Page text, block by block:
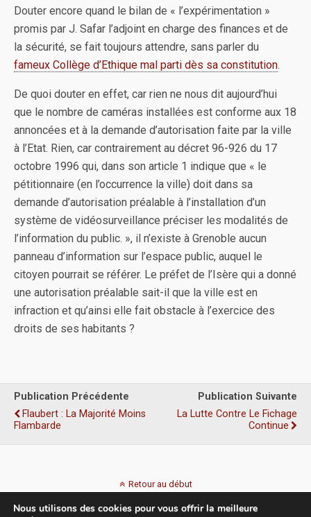
Douter encore quand le bilan de « l’expérimentation »
promis par J. Safar l’adjoint en charge des finances et de
la sécurité, se fait toujours attendre, sans parler du
fameux Collège d’Ethique mal parti dès sa constitution.
De quoi douter en effet, car rien ne nous dit aujourd’hui
que le nombre de caméras installées est conforme aux 18
annoncées et à la demande d’autorisation faite par la ville
à l’Etat. Rien, car contrairement au décret 96-926 du 17
octobre 1996 qui, dans son article 1 indique que « le
pétitionnaire (en l’occurrence la ville) doit dans sa
demande d’autorisation préalable à l’installation d’un
système de vidéosurveillance préciser les modalités de
l’information du public. », il n’existe à Grenoble aucun
panneau d’information sur l’espace public, auquel le
citoyen pourrait se référer. Le préfet de l’Isère qui a donné
une autorisation préalable sait-il que la ville est en
infraction et qu’ainsi elle fait obstacle à l’exercice des
droits de ses habitants ?
Publication Précédente
Flaubert : La Majorité Moins
Flambarde
Publication Suivante
La Lutte Contre Le Fichage
Continue
Retour au début
Nous utilisons des cookies pour vous offrir la meilleure